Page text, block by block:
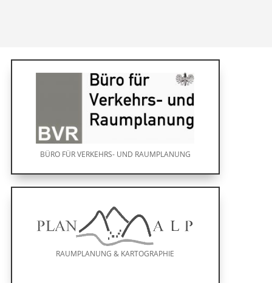
BÜRO FÜR VERKEHRS- UND RAUMPLANUNG
RAUMPLANUNG & KARTOGRAPHIE